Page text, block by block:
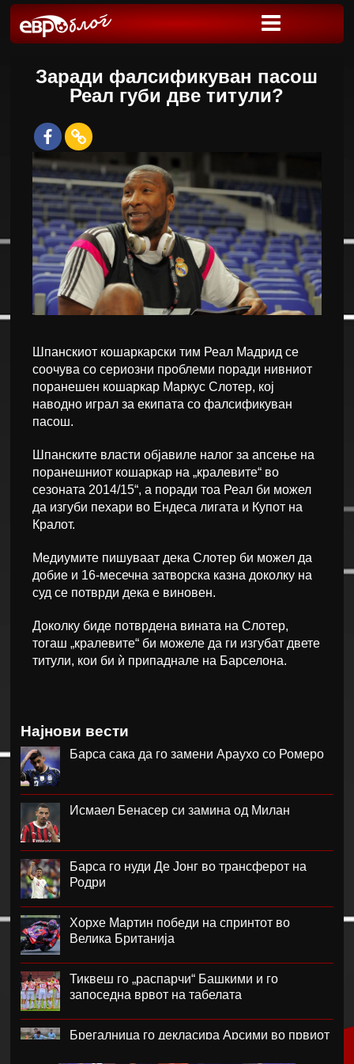
Заради фалсификуван пасош
Реал губи две титули?
Шпанскиот кошаркарски тим Реал Мадрид се
соочува со сериозни проблеми поради нивниот
поранешен кошаркар Маркус Слотер, кој
наводно играл за екипата со фалсификуван
пасош.
Шпанските власти објавиле налог за апсење на
поранешниот кошаркар на „кралевите“ во
сезоната 2014/15“, а поради тоа Реал би можел
да изгуби пехари во Ендеса лигата и Купот на
Кралот.
Медиумите пишуваат дека Слотер би можел да
добие и 16-месечна затворска казна доколку на
суд се потврди дека е виновен.
Доколку биде потврдена вината на Слотер,
тогаш „кралевите“ би можеле да ги изгубат двете
титули, кои би ѝ припаднале на Барселона.
Најнови вести
Барса сака да го замени Араухо со Ромеро
Исмаел Бенасер си замина од Милан
Барса го нуди Де Јонг во трансферот на
Родри
Хорхе Мартин победи на спринтот во
Велика Британија
Тиквеш го „распарчи“ Башкими и го
запоседна врвот на табелата
Брегалница го декласира Арсими во првиот